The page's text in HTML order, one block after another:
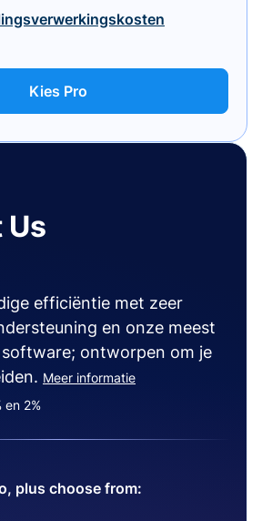
Kies Pro
efficiëntie met zeer
en onze meest
ontworpen om je
Meer informatie
en 2%
plus choose from: